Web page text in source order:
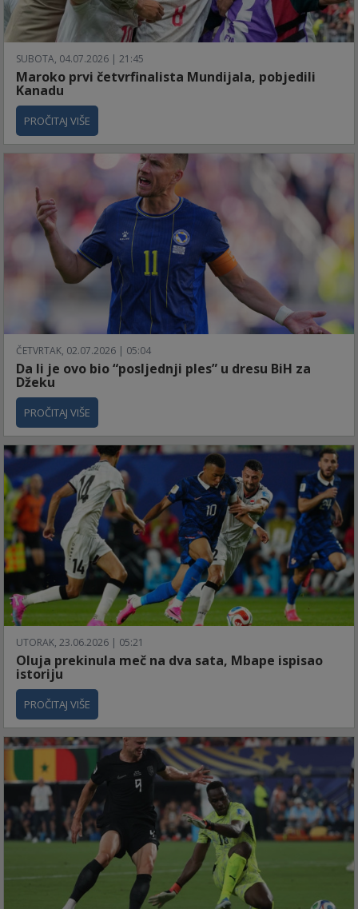
SUBOTA, 04.07.2026 | 21:45
Maroko prvi četvrfinalista Mundijala, pobjedili
Kanadu
PROČITAJ VIŠE
ČETVRTAK, 02.07.2026 | 05:04
Da li je ovo bio “posljednji ples” u dresu BiH za
Džeku
PROČITAJ VIŠE
UTORAK, 23.06.2026 | 05:21
Oluja prekinula meč na dva sata, Mbape ispisao
istoriju
PROČITAJ VIŠE